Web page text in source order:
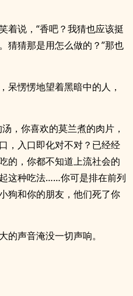
着说，“香吧？我猜也应该挺
猜猜那是用怎么做的？”那也
呆愣愣地望着黑暗中的人，
，你喜欢的莫兰煮的肉片，
，入口即化对不对？已经经
的，你都不知道上流社会的
这种吃法……你可是排在前列
狗和你的朋友，他们死了你
的声音淹没一切声响。